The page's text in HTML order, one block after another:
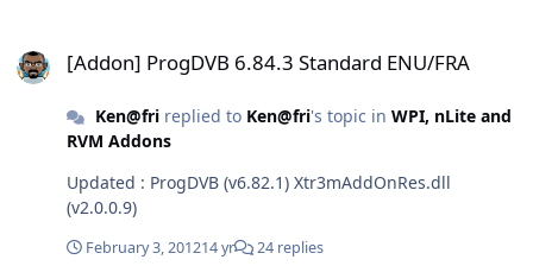
[Addon] ProgDVB 6.84.3 Standard ENU/FRA
Ken@frireplied to Ken@fri's topic in WPI, nLite and
RVM Addons
Updated : ProgDVB (v6.82.1) Xtr3mAddOnRes.dll
(v2.0.0.9)
February 3, 201214 yr 24 replies